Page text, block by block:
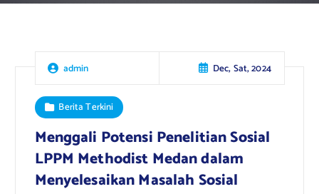
admin Dec, Sat, 2024
Berita Terkini
Menggali Potensi Penelitian Sosial
LPPM Methodist Medan dalam
Menyelesaikan Masalah Sosial